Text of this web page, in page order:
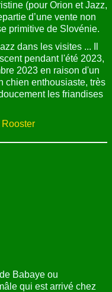
(pour Orion et Jazz,
d’une vente non
primitive de Slovénie.
dans les visites ... Il
pendant l'été 2023,
2023 en raison d'un
chien enthousiaste, très
les friandises
Rooster
Babaye ou
qui est arrivé chez